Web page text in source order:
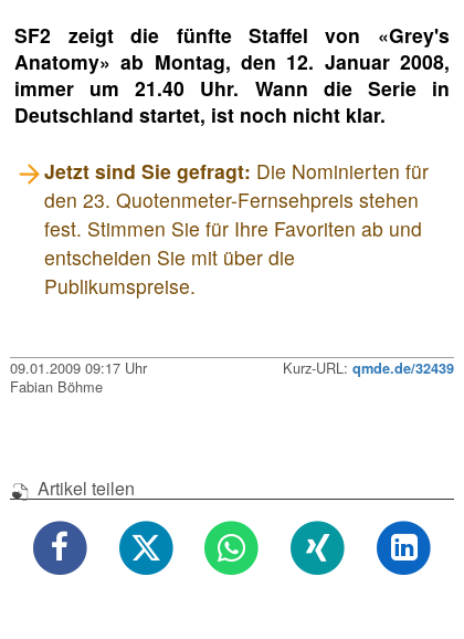
SF2 zeigt die fünfte Staffel von «Grey's
Anatomy» ab Montag, den 12. Januar 2008,
immer um 21.40 Uhr. Wann die Serie in
Deutschland startet, ist noch nicht klar.
Jetzt sind Sie gefragt: Die Nominierten für
den 23. Quotenmeter-Fernsehpreis stehen
fest. Stimmen Sie für Ihre Favoriten ab und
entscheiden Sie mit über die
Publikumspreise.
09.01.2009 09:17 Uhr Kurz-URL: qmde.de/32439
Fabian Böhme
Artikel teilen